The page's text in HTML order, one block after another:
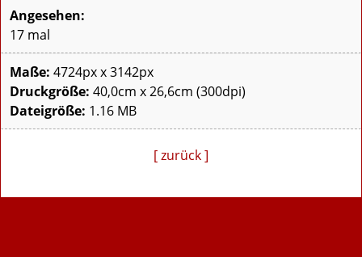
Angesehen:
17 mal
Maße: 4724px x 3142px
Druckgröße: 40,0cm x 26,6cm (300dpi)
Dateigröße: 1.16 MB
[ zurück ]